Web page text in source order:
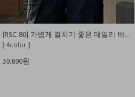
[ 4color ]
30,800원